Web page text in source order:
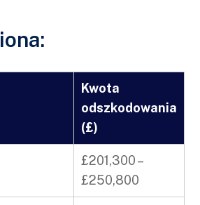
Kwota
odszkodowania
(£)
£201,300 –
£250,800